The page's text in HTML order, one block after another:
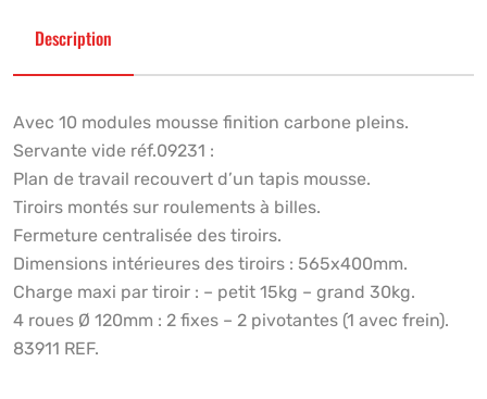
Description
Avec 10 modules mousse finition carbone pleins.
Servante vide réf.09231 :
Plan de travail recouvert d’un tapis mousse.
Tiroirs montés sur roulements à billes.
Fermeture centralisée des tiroirs.
Dimensions intérieures des tiroirs : 565x400mm.
Charge maxi par tiroir : – petit 15kg – grand 30kg.
4 roues Ø 120mm : 2 fixes – 2 pivotantes (1 avec frein).
83911 REF.